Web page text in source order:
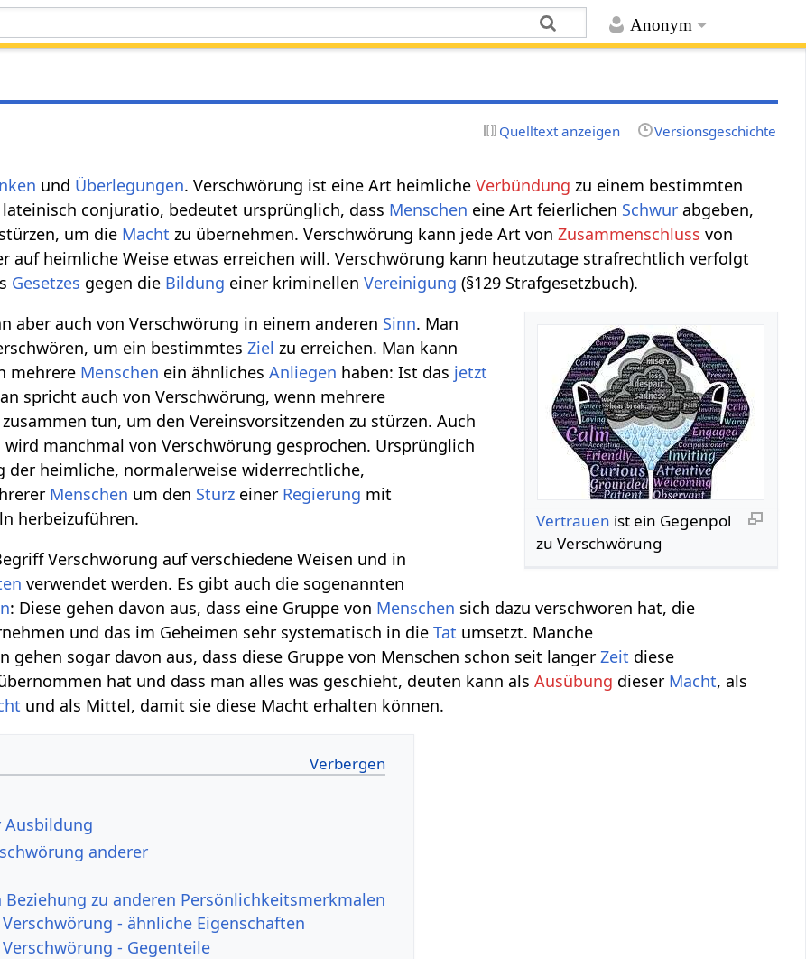
Anonym
Quelltext anzeigen Versionsgeschichte
und Überlegungen. Verschwörung ist eine Art heimlicheVerbündung zu einem bestimmten
conjuratio, bedeutet ursprünglich, dass Menschen eine Art feierlichen Schwur abgeben,
um die Macht zu übernehmen. Verschwörung kann jede Art vonZusammenschluss von
auf heimliche Weise etwas erreichen will. Verschwörung kann heutzutage strafrechtlich verfolgt
Gesetzes gegen die Bildung einer kriminellenVereinigung (§129 Strafgesetzbuch).
Vertrauen ist ein Gegenpol
zu Verschwörung
aber auch von Verschwörung in einem anderen Sinn. Man
um ein bestimmtesZiel zu erreichen. Man kann
mehrere Menschen ein ähnlichesAnliegen haben: Ist das jetzt
spricht auch von Verschwörung, wenn mehrere
tun, um den Vereinsvorsitzenden zu stürzen. Auch
manchmal von Verschwörung gesprochen. Ursprünglich
der heimliche, normalerweise widerrechtliche,
Menschen um den Sturz einer Regierung mit
herbeizuführen.
Verschwörung auf verschiedene Weisen und in
verwendet werden. Es gibt auch die sogenannten
: Diese gehen davon aus, dass eine Gruppe von Menschen sich dazu verschworen hat, die
und das im Geheimen sehr systematisch in dieTat umsetzt. Manche
gehen sogar davon aus, dass diese Gruppe von Menschen schon seit langerZeit diese
hat und dass man alles was geschieht, deuten kann alsAusübung dieser Macht, als
und als Mittel, damit sie diese Macht erhalten können.
Ausbildung
anderer
zu anderen Persönlichkeitsmerkmalen
- ähnliche Eigenschaften
- Gegenteile